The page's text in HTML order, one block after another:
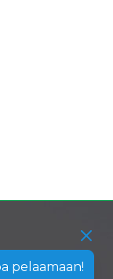
pelaamaan!